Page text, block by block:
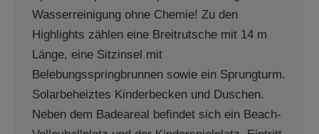
Wasserreinigung ohne Chemie! Zu den
Highlights zählen eine Breitrutsche mit 14 m
Länge, eine Sitzinsel mit
Belebungsspringbrunnen sowie ein Sprungturm.
Solarbeheiztes Kinderbecken und Duschen.
Neben dem Badeareal befindet sich ein Beach-